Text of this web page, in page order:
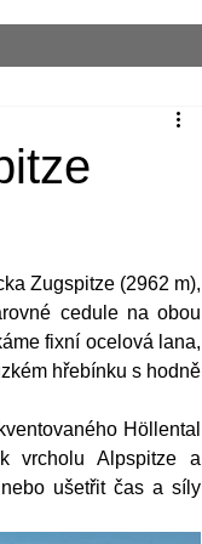
Zugspitze (2962 m),
cedule na obou
fixní ocelová lana,
hřebínku s hodně
Höllental
vrcholu Alpspitze a
ušetřit čas a síly